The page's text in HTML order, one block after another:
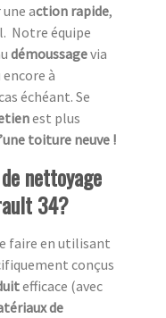
action rapide,
Notre équipe
démoussagevia
encore à
échéant. Se
est plus
toiture neuve !
nettoyage
34?
faire en utilisant
conçus
efficace (avec
de